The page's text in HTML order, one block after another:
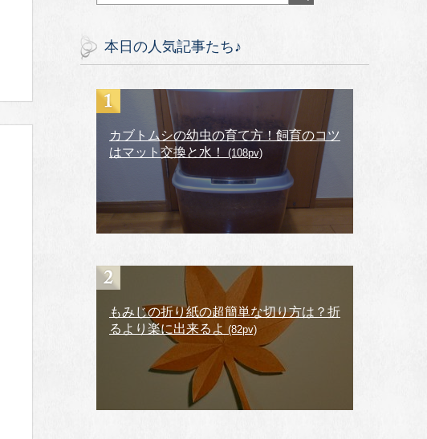
本日の人気記事たち♪
カブトムシの幼虫の育て方！飼育のコツ
はマット交換と水！
(108pv)
もみじの折り紙の超簡単な切り方は？折
るより楽に出来るよ (82pv)